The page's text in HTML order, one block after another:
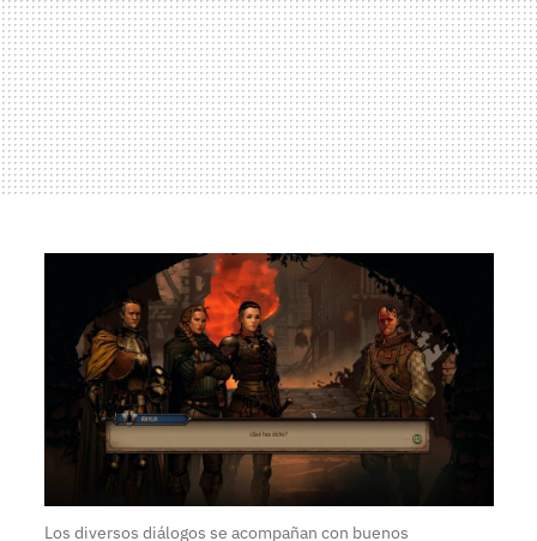
Los diversos diálogos se acompañan con buenos